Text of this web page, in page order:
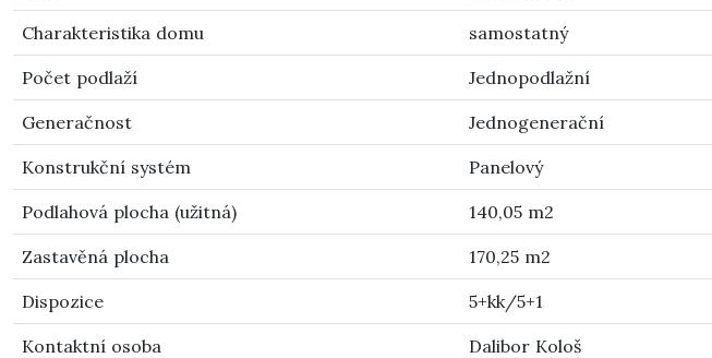
Charakteristika domu samostatný
Počet podlaží Jednopodlažní
Generačnost Jednogenerační
Konstrukční systém Panelový
Podlahová plocha (užitná) 140,05 m2
Zastavěná plocha 170,25 m2
Dispozice 5+kk/5+1
Kontaktní osoba Dalibor Kološ